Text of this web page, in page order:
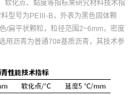
软化点、黏度等指标来研究材料技术指
型号为PEⅢ-B，外表为黑色固体颗
/扁平状颗粒，粒径范围2~6mm，密度
沥青为普通70#基质沥青，其技术参